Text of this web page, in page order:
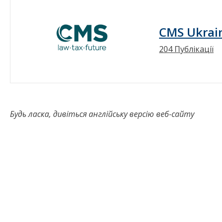
CMS
204 Публікації
Будь ласка, дивіться англійську версію веб-сайту